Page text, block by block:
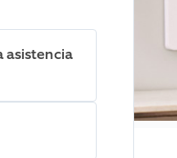
asistencia